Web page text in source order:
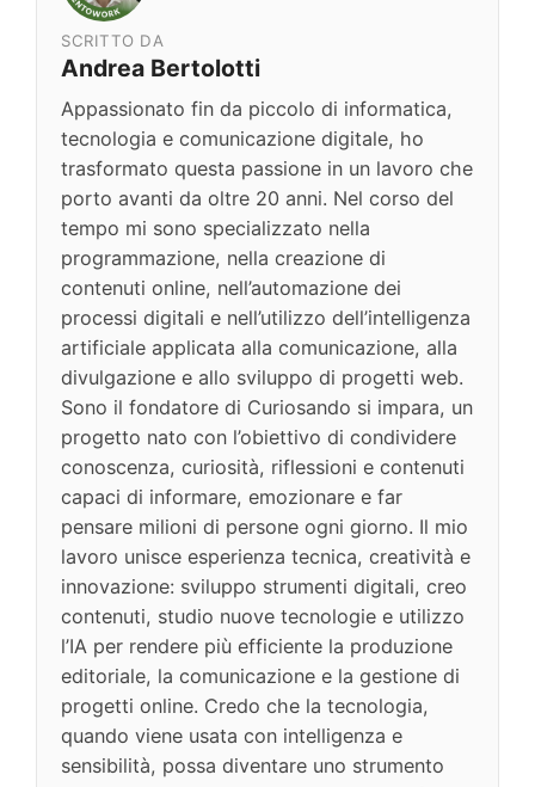
SCRITTO DA
Andrea Bertolotti
Appassionato fin da piccolo di informatica,
tecnologia e comunicazione digitale, ho
trasformato questa passione in un lavoro che
porto avanti da oltre 20 anni. Nel corso del
tempo mi sono specializzato nella
programmazione, nella creazione di
contenuti online, nell’automazione dei
processi digitali e nell’utilizzo dell’intelligenza
artificiale applicata alla comunicazione, alla
divulgazione e allo sviluppo di progetti web.
Sono il fondatore di Curiosando si impara, un
progetto nato con l’obiettivo di condividere
conoscenza, curiosità, riflessioni e contenuti
capaci di informare, emozionare e far
pensare milioni di persone ogni giorno. Il mio
lavoro unisce esperienza tecnica, creatività e
innovazione: sviluppo strumenti digitali, creo
contenuti, studio nuove tecnologie e utilizzo
l’IA per rendere più efficiente la produzione
editoriale, la comunicazione e la gestione di
progetti online. Credo che la tecnologia,
quando viene usata con intelligenza e
sensibilità, possa diventare uno strumento